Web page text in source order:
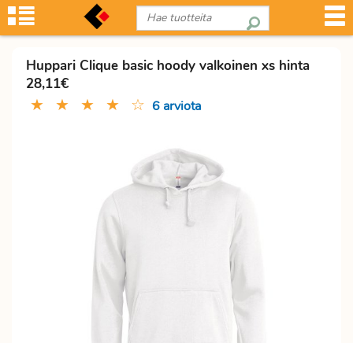
Huppari Clique basic hoody valkoinen xs hinta
28,11€
★ ★ ★ ★ ☆ 6 arviota